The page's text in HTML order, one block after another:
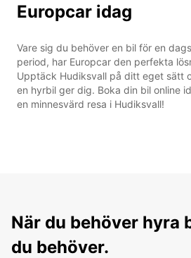
Europcar idag
Vare sig du behöver en bil för en
period, har Europcar den perfekta
Upptäck Hudiksvall på ditt eget sätt
en hyrbil ger dig. Boka din bil online
en minnesvärd resa i Hudiksvall!
När du behöver hyra
du behöver.